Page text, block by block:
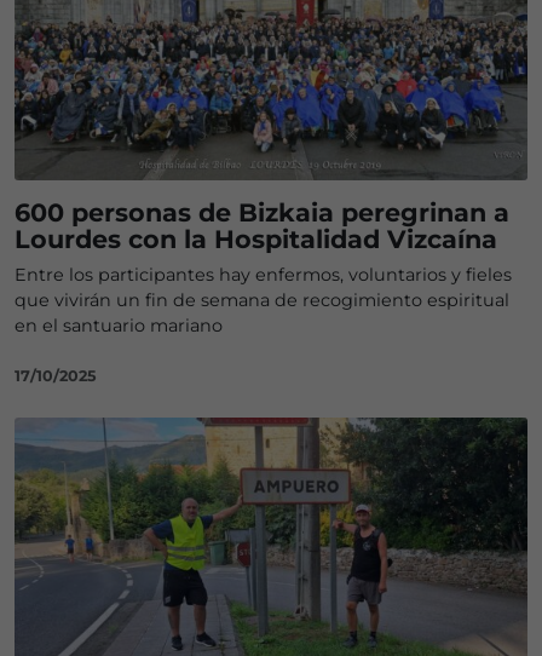
600 personas de Bizkaia peregrinan a
Lourdes con la Hospitalidad Vizcaína
Entre los participantes hay enfermos, voluntarios y fieles
que vivirán un fin de semana de recogimiento espiritual
en el santuario mariano
17/10/2025